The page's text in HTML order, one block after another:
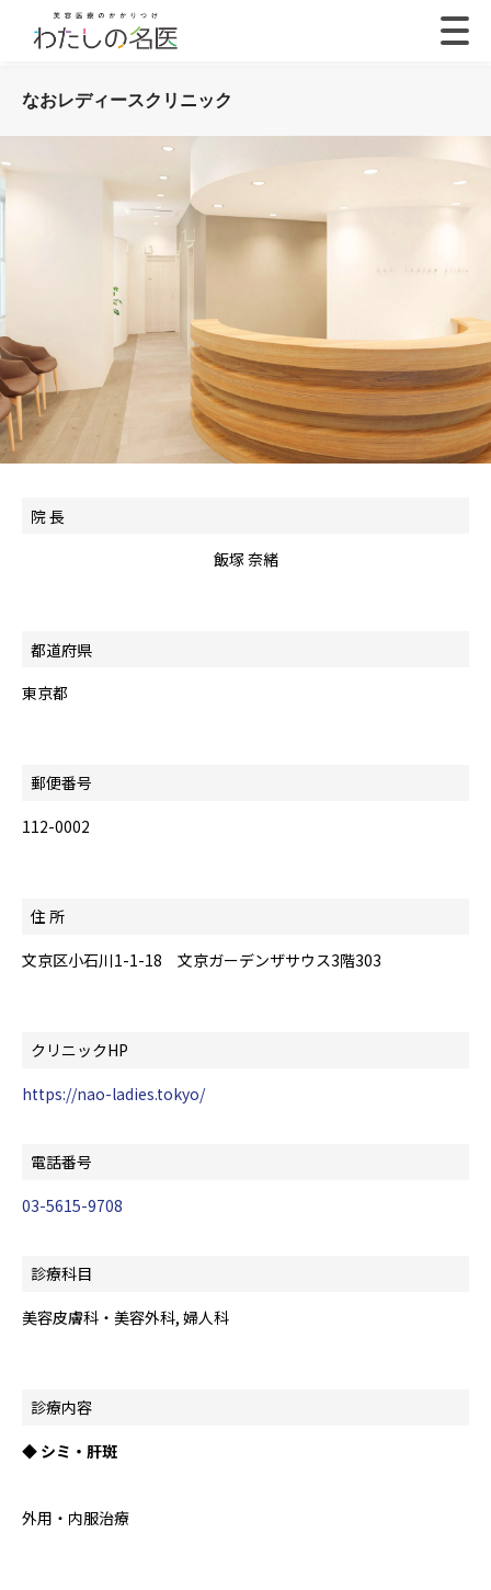
なおレディースクリニック
院 長
飯塚 奈緒
都道府県
東京都
郵便番号
112-0002
住 所
文京区小石川1-1-18 文京ガーデンザサウス3階303
クリニックHP
https://nao-ladies.tokyo/
電話番号
03-5615-9708
診療科目
美容皮膚科・美容外科, 婦人科
診療内容
◆ シミ・肝斑
外用・内服治療